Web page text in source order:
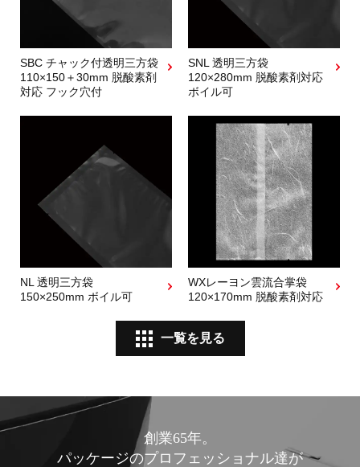
SBC チャック付透明三方袋
110×150＋30mm 脱酸素剤
対応 フック穴付
SNL 透明三方袋
120×280mm 脱酸素剤対応
ボイル可
NL 透明三方袋
150×250mm ボイル可
WXレーヨン雲流合掌袋
120×170mm 脱酸素剤対応
一覧を見る
創業65年。
パッケージのプロフェッショナル達が